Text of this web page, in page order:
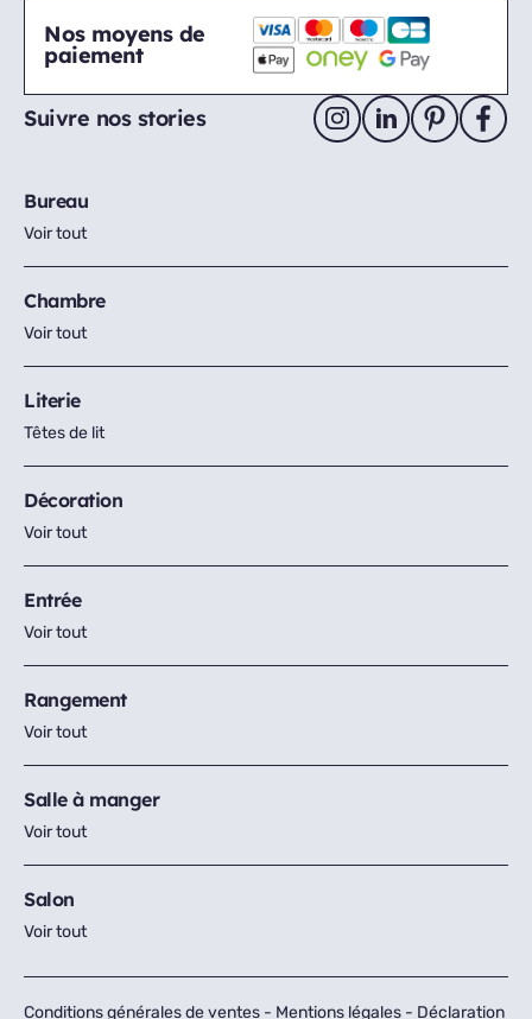
Nos moyens de
paiement
Suivre nos stories
Bureau
Voir tout
Chambre
Voir tout
Literie
Têtes de lit
Décoration
Voir tout
Entrée
Voir tout
Rangement
Voir tout
Salle à manger
Voir tout
Salon
Voir tout
Conditions générales de ventes - Mentions légales - Déclaration